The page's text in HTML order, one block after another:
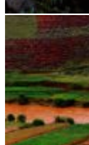
Tsingy bis Morondava